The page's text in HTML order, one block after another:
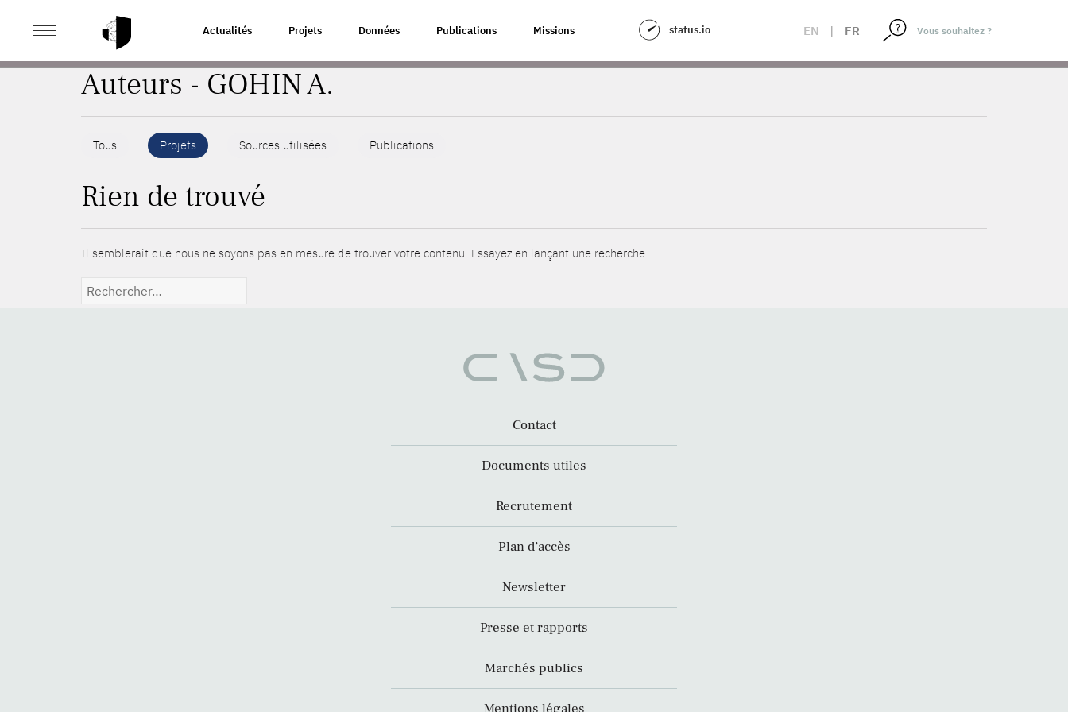
Actualités Projets Données Publications Missions status.io EN | FR
ACCUEIL
Auteurs - GOHIN A.
Tous Projets Sources utilisées Publications
Rien de trouvé
Il semblerait que nous ne soyons pas en mesure de trouver votre contenu. Essayez en lançant une recherche.
Rechercher :
Contact
Documents utiles
Recrutement
Plan d’accès
Newsletter
Presse et rapports
Marchés publics